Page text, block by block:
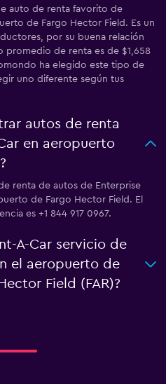
auto de renta favorito de
de Fargo Hector Field. Es un
por su buena relación
de renta es de $1,658
ha elegido este tipo de
uno diferente según tus
autos de renta
en aeropuerto
renta de autos de Enterprise
de Fargo Hector Field. El
es +1 844 917 0967.
A-Car servicio de
el aeropuerto de
Field (FAR)?